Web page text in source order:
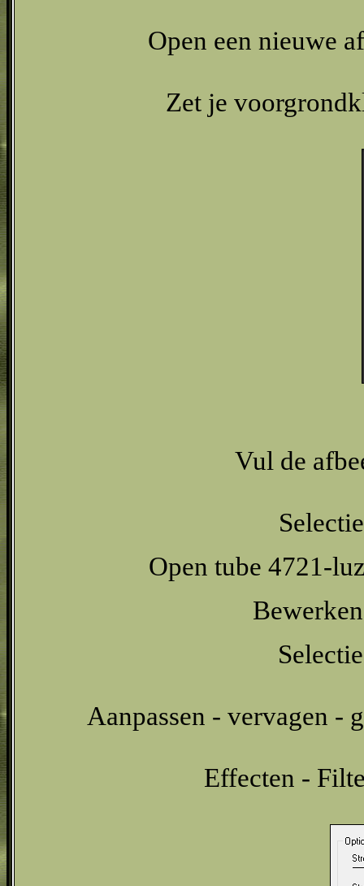
Open een nieuwe
Zet je
Vul de
Open tube 4721-
Aanpassen - vervagen -
Effecten -